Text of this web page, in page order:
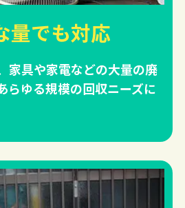
量でも対応
家具や家電などの大量の廃
らゆる規模の回収ニーズに